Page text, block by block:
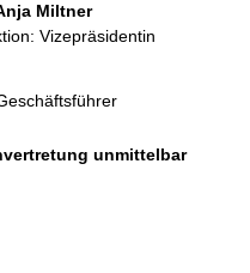
Miltner
Vizepräsidentin
unmittelbar